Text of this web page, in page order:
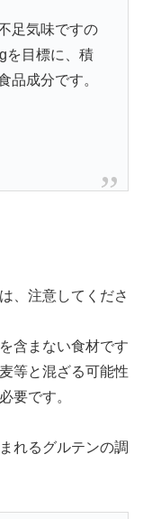
足気味ですの
を目標に、積
品成分です。
、注意してくださ
含まない食材です
等と混ざる可能性
要です。
れるグルテンの調